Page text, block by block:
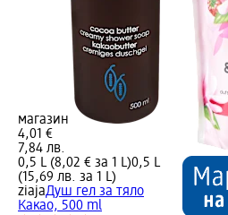
магазин
4,01 €
7,84 лв.
0,5 L (8,02 € за 1 L)0,5 L
(15,69 лв. за 1 L)
ziajaДуш гел за тяло
Какао, 500 ml